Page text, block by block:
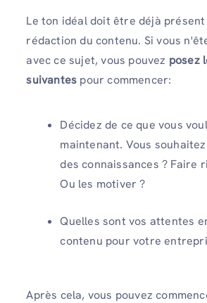
Le ton idéal doit être déjà
rédaction du contenu. Si vous
avec ce sujet, vous pouvez posez
suivantes pour commencer:
Décidez de ce que vous
maintenant. Vous
des connaissances ? Faire
Ou les motiver ?
Quelles sont vos attentes
contenu pour votre
Après cela, vous pouvez